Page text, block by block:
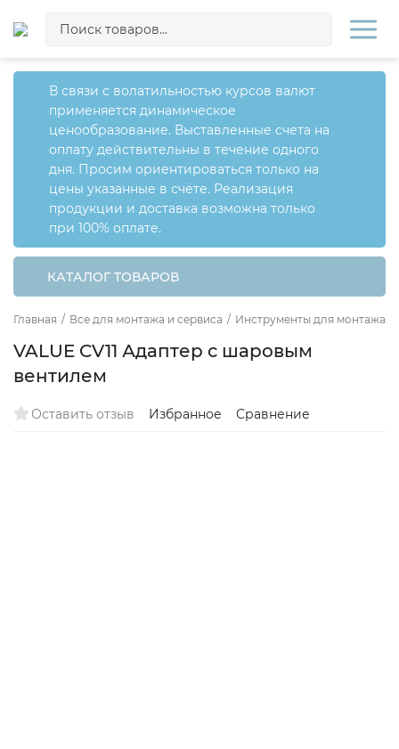
В связи с волатильностью курсов валют
применяется динамическое
ценообразование. Выставленные счета на
оплату действительны в течение одного
дня. Просим ориентироваться только на
цены указанные в счёте. Реализация
продукции и доставка возможна только
при 100% оплате.
КАТАЛОГ ТОВАРОВ
Главная / Все для монтажа и сервиса / Инструменты для монтажа и
VALUE CV11 Адаптер с шаровым
вентилем
Оставить отзыв Избранное Сравнение